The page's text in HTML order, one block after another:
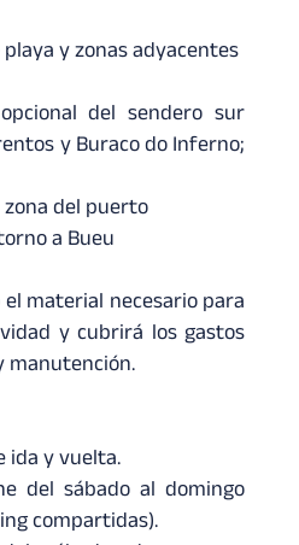
playa y zonas adyacentes
del sendero sur
y Buraco do Inferno;
zona del puerto
a Bueu
material necesario para
y cubrirá los gastos
manutención.
ida y vuelta.
del sábado al domingo
compartidas).